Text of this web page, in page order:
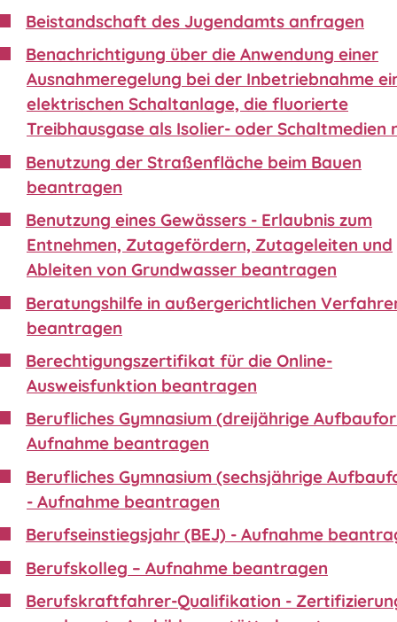
Beistandschaft des Jugendamts anfragen
Benachrichtigung über die Anwendung einer
Ausnahmeregelung bei der Inbetriebnahme
elektrischen Schaltanlage, die fluorierte
Treibhausgase als Isolier- oder Schaltmedien
Benutzung der Straßenfläche beim Bauen
beantragen
Benutzung eines Gewässers - Erlaubnis zum
Entnehmen, Zutagefördern, Zutageleiten und
Ableiten von Grundwasser beantragen
Beratungshilfe in außergerichtlichen
beantragen
Berechtigungszertifikat für die Online-
Ausweisfunktion beantragen
Berufliches Gymnasium (dreijährige
Aufnahme beantragen
Berufliches Gymnasium (sechsjährige
- Aufnahme beantragen
Berufseinstiegsjahr (BEJ) - Aufnahme
Berufskolleg – Aufnahme beantragen
Berufskraftfahrer-Qualifikation -